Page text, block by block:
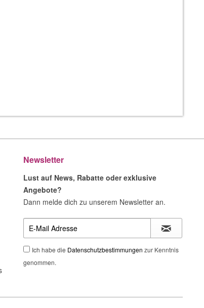
Newsletter
Lust auf News, Rabatte oder exklusive
Angebote?
Dann melde dich zu unserem Newsletter an.
Ich habe die Datenschutzbestimmungen zur Kenntnis
genommen.